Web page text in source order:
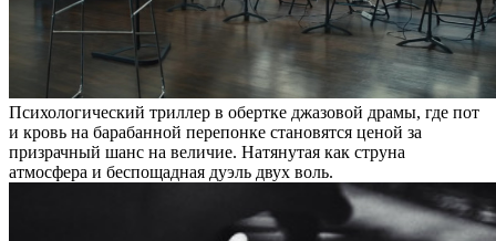
Психологический триллер в обертке джазовой драмы, где пот
и кровь на барабанной перепонке становятся ценой за
призрачный шанс на величие. Натянутая как струна
атмосфера и беспощадная дуэль двух воль.